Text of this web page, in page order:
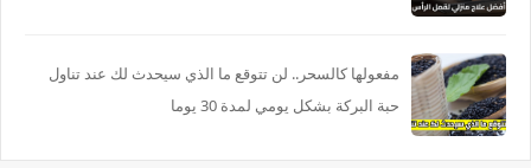
مفعولها كالسحر.. لن تتوقع ما الذي سيحدث لك عند تناول
حبة البركة بشكل يومي لمدة 30 يوما